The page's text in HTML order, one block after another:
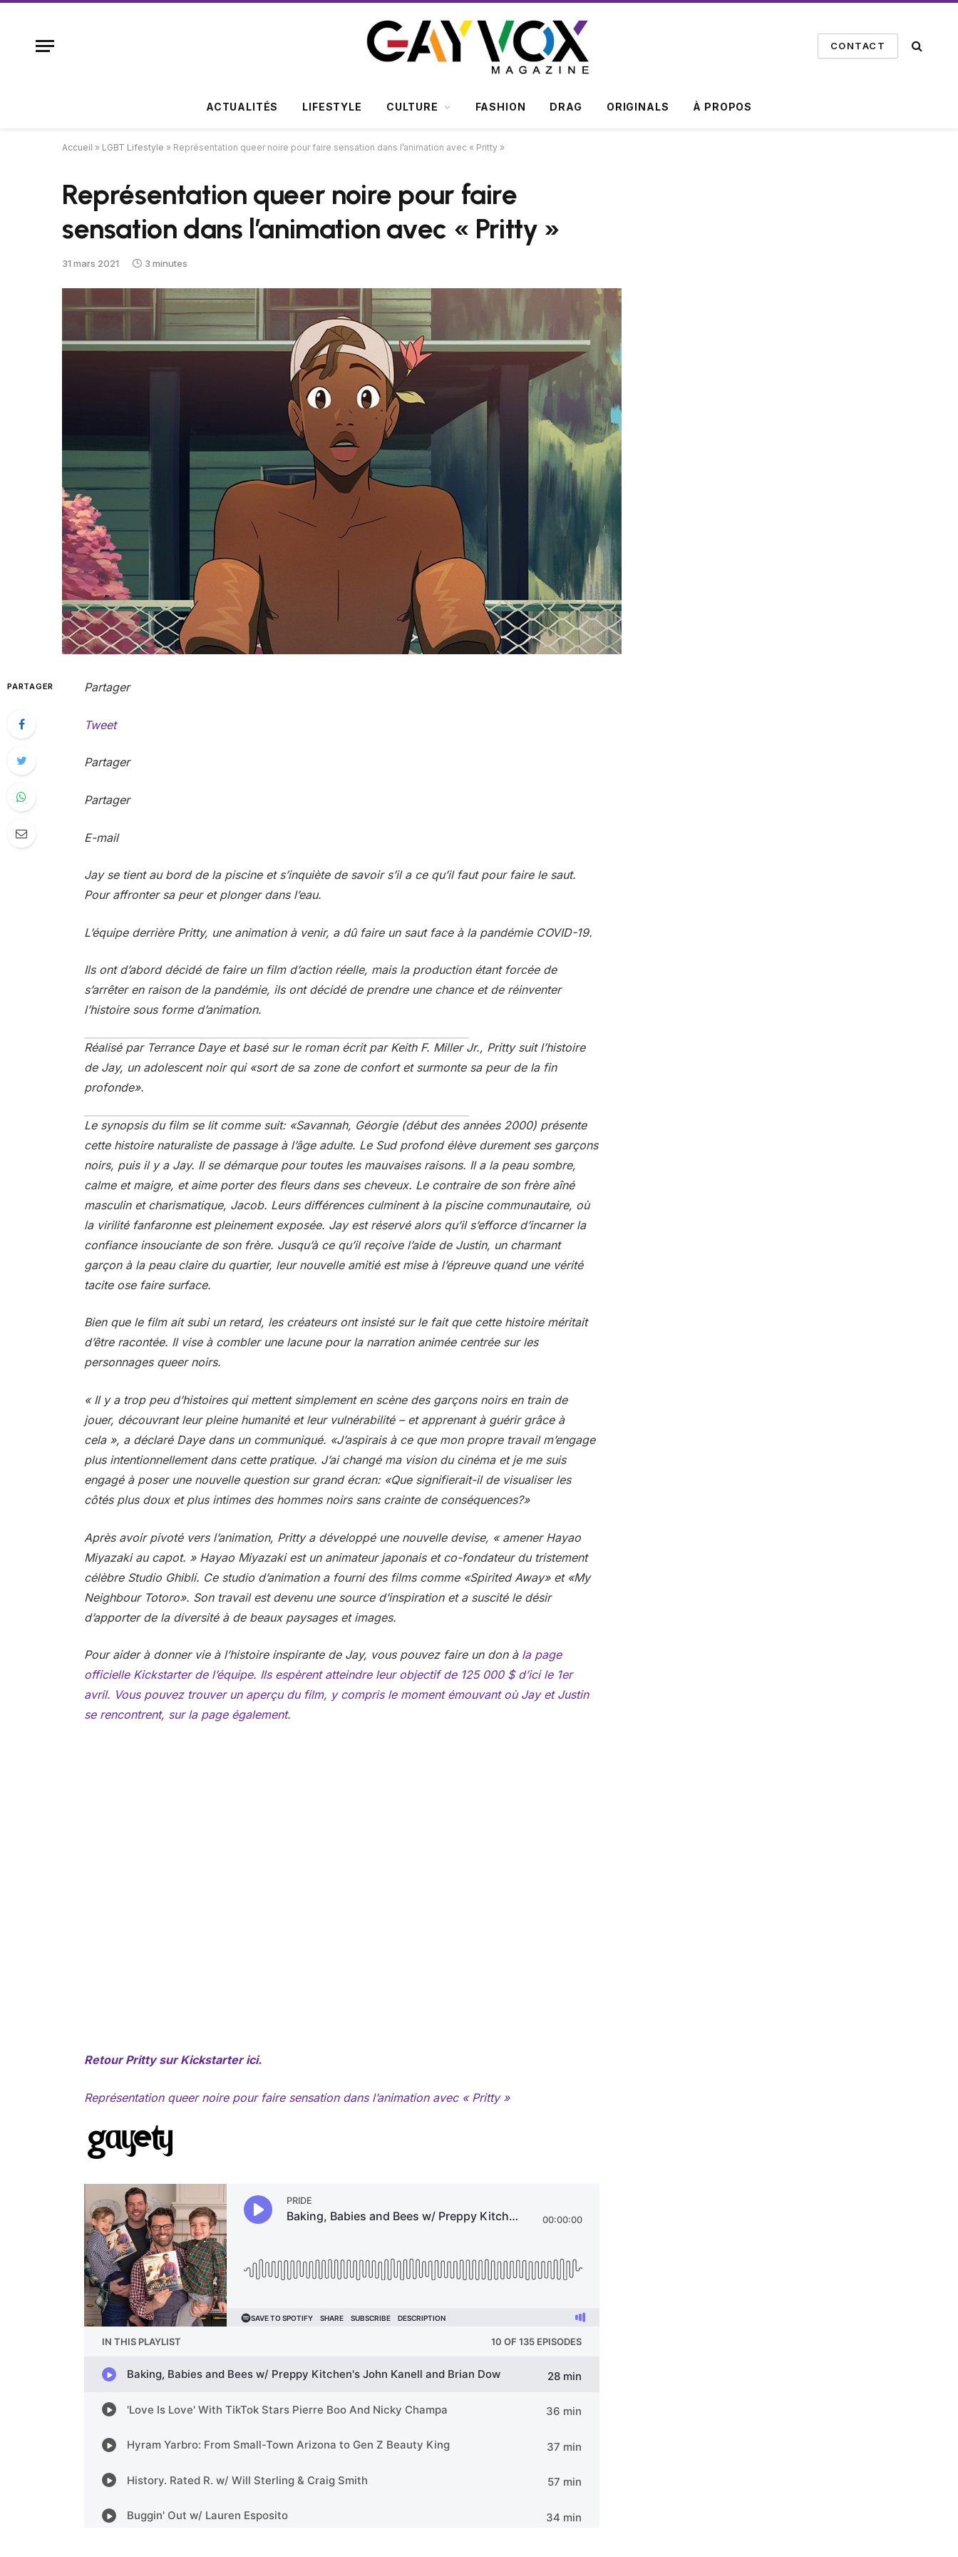
CONTACT
ACTUALITÉS LIFESTYLE CULTURE FASHION DRAG ORIGINALS À PROPOS
Accueil » LGBT Lifestyle » Représentation queer noire pour faire sensation dans l’animation avec « Pritty »
Représentation queer noire pour faire
sensation dans l’animation avec « Pritty »
31 mars 2021 3 minutes
PARTAGER Partager
Tweet
Partager
Partager
E-mail
Jay se tient au bord de la piscine et s’inquiète de savoir s’il a ce qu’il faut pour faire le saut.
Pour affronter sa peur et plonger dans l’eau.
L’équipe derrière Pritty, une animation à venir, a dû faire un saut face à la pandémie COVID-19.
Ils ont d’abord décidé de faire un film d’action réelle, mais la production étant forcée de
s’arrêter en raison de la pandémie, ils ont décidé de prendre une chance et de réinventer
l’histoire sous forme d’animation.
Réalisé par Terrance Daye et basé sur le roman écrit par Keith F. Miller Jr., Prittysuit l’histoire
de Jay, un adolescent noir qui «sort de sa zone de confort et surmonte sa peur de la fin
profonde».
Le synopsis du film se lit comme suit: «Savannah, Géorgie (début des années 2000) présente
cette histoire naturaliste de passage à l’âge adulte. Le Sud profond élève durement ses garçons
noirs, puis il y a Jay. Il se démarque pour toutes les mauvaises raisons. Il a la peau sombre,
calme et maigre, et aime porter des fleurs dans ses cheveux. Le contraire de son frère aîné
masculin et charismatique, Jacob. Leurs différences culminent à la piscine communautaire, où
la virilité fanfaronne est pleinement exposée. Jay est réservé alors qu’il s’efforce d’incarner la
confiance insouciante de son frère. Jusqu’à ce qu’il reçoive l’aide de Justin, un charmant
garçon à la peau claire du quartier, leur nouvelle amitié est mise à l’épreuve quand une vérité
tacite ose faire surface.
Bien que le film ait subi un retard, les créateurs ont insisté sur le fait que cette histoire méritait
d’être racontée. Il vise à combler une lacune pour la narration animée centrée sur les
personnages queer noirs.
« Il y a trop peu d’histoires qui mettent simplement en scène des garçons noirs en train de
jouer, découvrant leur pleine humanité et leur vulnérabilité – et apprenant à guérir grâce à
cela », a déclaré Daye dans un communiqué. «J’aspirais à ce que mon propre travail m’engage
plus intentionnellement dans cette pratique. J’ai changé ma vision du cinéma et je me suis
engagé à poser une nouvelle question sur grand écran: «Que signifierait-il de visualiser les
côtés plus doux et plus intimes des hommes noirs sans crainte de conséquences?»
Après avoir pivoté vers l’animation, Prittya développé une nouvelle devise, « amener Hayao
Miyazaki au capot. » Hayao Miyazaki est un animateur japonais et co-fondateur du tristement
célèbre Studio Ghibli. Ce studio d’animation a fourni des films comme «Spirited Away» et «My
Neighbour Totoro». Son travail est devenu une source d’inspiration et a suscité le désir
d’apporter de la diversité à de beaux paysages et images.
Pour aider à donner vie à l’histoire inspirante de Jay, vous pouvez faire un don à la page
officielle Kickstarter de l’équipe. Ils espèrent atteindre leur objectif de 125 000 $ d’ici le 1er
avril. Vous pouvez trouver un aperçu du film, y compris le moment émouvant où Jay et Justin
se rencontrent, sur la page également.
RetourPrittysur Kickstarter ici.
Représentation queer noire pour faire sensation dans l’animation avec « Pritty »